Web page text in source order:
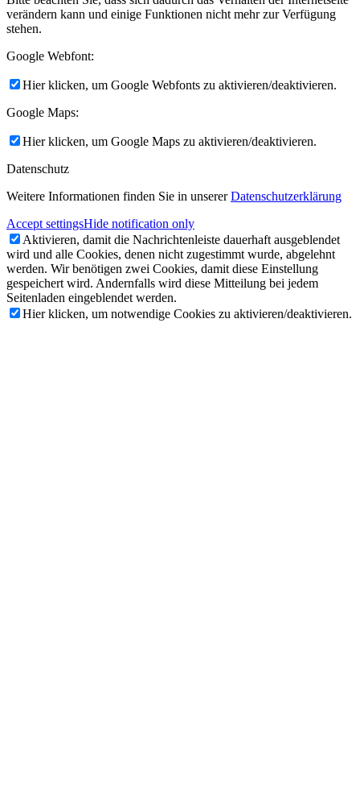
verändern kann und einige Funktionen nicht mehr zur Verfügung
stehen.
Google Webfont:
Hier klicken, um Google Webfonts zu aktivieren/deaktivieren.
Google Maps:
Hier klicken, um Google Maps zu aktivieren/deaktivieren.
Datenschutz
Weitere Informationen finden Sie in unsererDatenschutzerklärung
Accept settingsHide notification only
Aktivieren, damit die Nachrichtenleiste dauerhaft ausgeblendet
wird und alle Cookies, denen nicht zugestimmt wurde, abgelehnt
werden. Wir benötigen zwei Cookies, damit diese Einstellung
gespeichert wird. Andernfalls wird diese Mitteilung bei jedem
Seitenladen eingeblendet werden.
Hier klicken, um notwendige Cookies zu aktivieren/deaktivieren.